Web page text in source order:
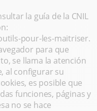
la guía de la CNIL
pour-les-maitriser.
para que
se llama la atención
al configurar su
es posible que
funciones, páginas y
no se hace